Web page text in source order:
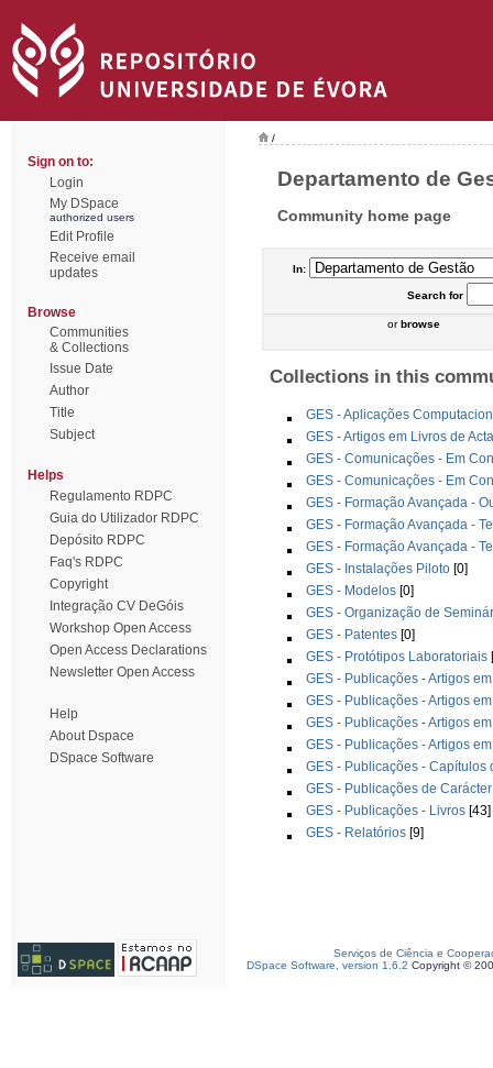
Sign on to:
Login
My DSpace
authorized users
Edit Profile
Receive email
updates
Browse
Communities
& Collections
Issue Date
Author
Title
Subject
Helps
Regulamento RDPC
Guia do Utilizador RDPC
Depósito RDPC
Faq's RDPC
Copyright
Integração CV DeGóis
Workshop Open Access
Open Access Declarations
Newsletter Open Access
Help
About Dspace
DSpace Software
/
Departamento de
Community home page
In:
Searchfor
orbrowse
Collections in this
GES - Aplicações
GES - Artigos em Livros de
GES - Comunicações - Em
GES - Comunicações - Em
GES - Formação Avançada -
GES - Formação Avançada -
GES - Formação Avançada -
GES - Instalações Piloto [0]
GES - Modelos [0]
GES - Organização de
GES - Patentes [0]
GES - Protótipos Laboratoriais
GES - Publicações - Artigos
GES - Publicações - Artigos
GES - Publicações - Artigos
GES - Publicações - Artigos
GES - Publicações - Capítulos
GES - Publicações de
GES - Publicações - Livros [43]
GES - Relatórios [9]
Serviços de Ciência e
DSpace Software, version 1.6.2 Copyright ©